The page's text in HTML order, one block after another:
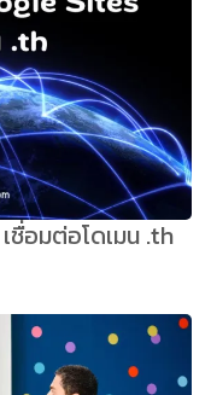
ชื่อมต่อโดเมน .th